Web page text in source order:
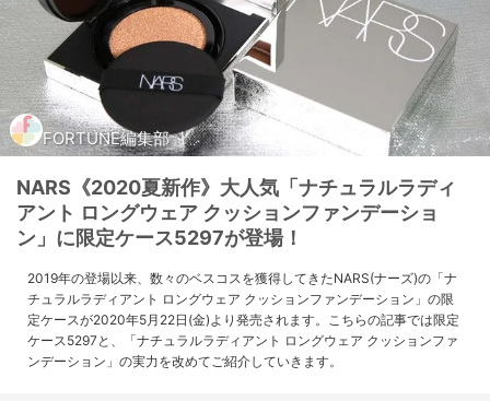
FORTUNE編集部
NARS《2020夏新作》大人気「ナチュラルラディ
アント ロングウェア クッションファンデーショ
ン」に限定ケース5297が登場！
2019年の登場以来、数々のベスコスを獲得してきたNARS(ナーズ)の「ナ
チュラルラディアント ロングウェア クッションファンデーション」の限
定ケースが2020年5月22日(金)より発売されます。こちらの記事では限定
ケース5297と、「ナチュラルラディアント ロングウェア クッションファ
ンデーション」の実力を改めてご紹介していきます。